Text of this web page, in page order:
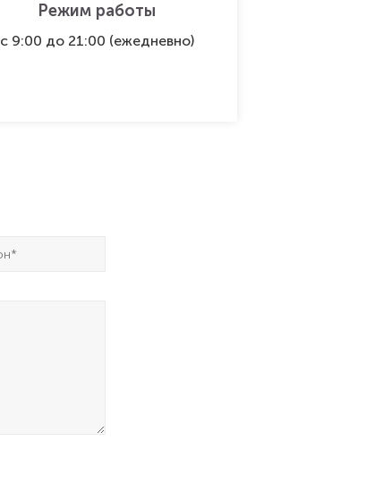
Режим работы
c 9:00 до 21:00 (ежедневно)